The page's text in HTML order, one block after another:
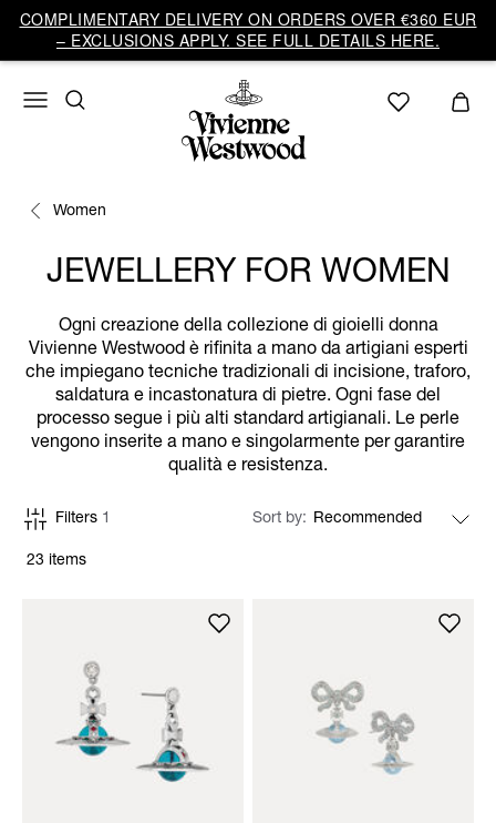
COMPLIMENTARY DELIVERY ON ORDERS OVER €360 EUR
– EXCLUSIONS APPLY. SEE FULL DETAILS HERE.
Women
JEWELLERY FOR WOMEN
Ogni creazione della collezione di gioielli donna
Vivienne Westwood è rifinita a mano da artigiani esperti
che impiegano tecniche tradizionali di incisione, traforo,
saldatura e incastonatura di pietre. Ogni fase del
processo segue i più alti standard artigianali. Le perle
vengono inserite a mano e singolarmente per garantire
qualità e resistenza.
23 items
Filters 1 Sort by